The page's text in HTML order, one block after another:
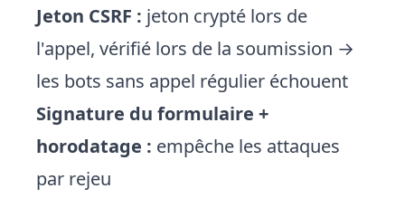
Jeton CSRF : jeton crypté lors de
l'appel, vérifié lors de la soumission →
les bots sans appel régulier échouent
Signature du formulaire +
horodatage : empêche les attaques
par rejeu